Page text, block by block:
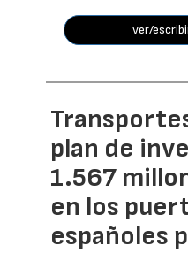
ver/
plan de
1.567
en los
españoles